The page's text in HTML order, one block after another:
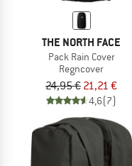
THE NORTH FACE
Pack Rain Cover
Regncover
24,95 € 21,21 €
4,6(7)